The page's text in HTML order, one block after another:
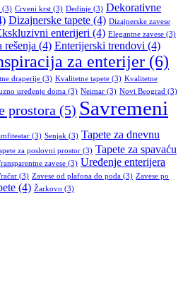
(3) Crveni krst (3) Dedinje (3) Dekorativne
Dizajnerske tapete (4) Dizajnerske zavese
enterijeri (4) Elegantne zavese (3)
rešenja (4) Enterijerski trendovi (4)
za enterijer (6)
draperije (3) Kvalitetne tapete (3) Kvalitetne
uređenje doma (3) Neimar (3) Novi Beograd (3)
prostora (5) Savremeni
(3) Senjak (3) Tapete za dnevnu
za poslovni prostor (3) Tapete za spavaću
zavese (3) Uređenje enterijera
(3) Zavese od plafona do poda (3) Zavese po
(4) Žarkovo (3)